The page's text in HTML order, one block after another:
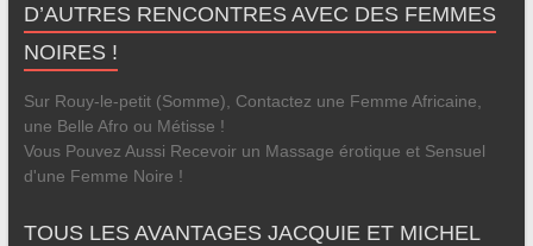
D’AUTRES RENCONTRES AVEC DES FEMMES
NOIRES !
Sur Rouy-le-petit (Somme), Contactez une Femme Africaine,
une Belle Afro ou Métisse !
Vous Pouvez Aussi Recevoir un Massage érotique et Sensuel
d'une Femme Noire !
TOUS LES AVANTAGES JACQUIE ET MICHEL